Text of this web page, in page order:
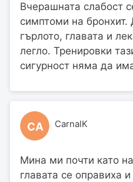
Вчерашната слабост
симптоми на бронхит.
гърлото, главата и
легло. Тренировки
сигурност няма да
CA CarnalK
Мина ми почти като
главата се оправиха